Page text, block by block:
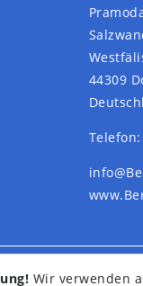
44309
Wir verwenden